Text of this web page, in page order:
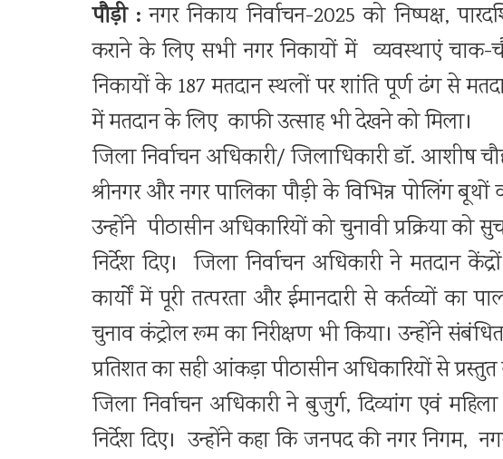
पौड़ी :नगर निकाय निर्वाचन-2025 को निष्पक्ष,
कराने के लिए सभी नगर निकायों में व्यवस्थाएं
निकायों के 187 मतदान स्थलों पर शांति पूर्ण ढंग से
में मतदान के लिए काफी उत्साह भी देखने को मिला।
जिला निर्वाचन अधिकारी/ जिलाधिकारी डॉ. आशीष
श्रीनगर और नगर पालिका पौड़ी के विभिन्न पोलिंग बूथों
उन्होंने पीठासीन अधिकारियों को चुनावी प्रक्रिया
निर्देश दिए। जिला निर्वाचन अधिकारी ने मतदान
कार्यों में पूरी तत्परता और ईमानदारी से कर्तव्यों का
चुनाव कंट्रोल रूम का निरीक्षण भी किया। उन्होंने
प्रतिशत का सही आंकड़ा पीठासीन अधिकारियों से
जिला निर्वाचन अधिकारी ने बुजुर्ग, दिव्यांग एवं
निर्देश दिए। उन्होंने कहा कि जनपद की नगर निगम,